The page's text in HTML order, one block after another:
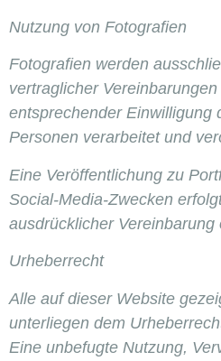
Nutzung von Fotografien
Fotografien werden
vertraglicher
entsprechender Einwilligung
Personen verarbeitet und
Eine Veröffentlichung zu
Social-Media-Zwecken
ausdrücklicher Vereinbarung
Urheberrecht
Alle auf dieser Website
unterliegen dem
Eine unbefugte Nutzung,